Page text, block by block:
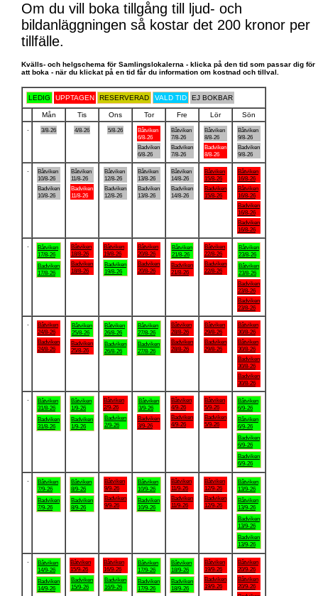
Om du vill boka tillgång till ljud- och
bildanläggningen så kostar det 200 kronor per
tillfälle.
Kvälls- och helgschema för Samlingslokalerna - klicka på den tid som passar dig för
att boka - när du klickat på en tid får du information om kostnad och tillval.
LEDIG UPPTAGEN RESERVERAD VALD TID EJ BOKBAR
Mån Tis Ons Tor Fre Lör
Sön
3/8-26 4/8-26 5/8-26
Båtviken
6/8-26
Badviken
6/8-26
Båtviken
7/8-26
Badviken
7/8-26
Båtviken
8/8-26
Badviken
8/8-26
Båtviken
9/8-26
Badviken
9/8-26
Båtviken
10/8-26
Badviken
10/8-26
Båtviken
11/8-26
Badviken
11/8-26
Båtviken
12/8-26
Badviken
12/8-26
Båtviken
13/8-26
Badviken
13/8-26
Båtviken
14/8-26
Badviken
14/8-26
Båtviken
15/8-26
Badviken
15/8-26
Båtviken
16/8-26
Båtviken
16/8-26
Badviken
16/8-26
Badviken
16/8-26
Båtviken
17/8-26
Badviken
17/8-26
Båtviken
18/8-26
Badviken
18/8-26
Båtviken
19/8-26
Badviken
19/8-26
Båtviken
20/8-26
Badviken
20/8-26
Båtviken
21/8-26
Badviken
21/8-26
Båtviken
22/8-26
Badviken
22/8-26
Båtviken
23/8-26
Båtviken
23/8-26
Badviken
23/8-26
Badviken
23/8-26
Båtviken
24/8-26
Badviken
24/8-26
Båtviken
25/8-26
Badviken
25/8-26
Båtviken
26/8-26
Badviken
26/8-26
Båtviken
27/8-26
Badviken
27/8-26
Båtviken
28/8-26
Badviken
28/8-26
Båtviken
29/8-26
Badviken
29/8-26
Båtviken
30/8-26
Båtviken
30/8-26
Badviken
30/8-26
Badviken
30/8-26
Båtviken
31/8-26
Badviken
31/8-26
Båtviken
1/9-26
Badviken
1/9-26
Båtviken
2/9-26
Badviken
2/9-26
Båtviken
3/9-26
Badviken
3/9-26
Båtviken
4/9-26
Badviken
4/9-26
Båtviken
5/9-26
Badviken
5/9-26
Båtviken
6/9-26
Båtviken
6/9-26
Badviken
6/9-26
Badviken
6/9-26
Båtviken
7/9-26
Badviken
7/9-26
Båtviken
8/9-26
Badviken
8/9-26
Båtviken
9/9-26
Badviken
9/9-26
Båtviken
10/9-26
Badviken
10/9-26
Båtviken
11/9-26
Badviken
11/9-26
Båtviken
12/9-26
Badviken
12/9-26
Båtviken
13/9-26
Båtviken
13/9-26
Badviken
13/9-26
Badviken
13/9-26
Båtviken
14/9-26
Badviken
14/9-26
Båtviken
15/9-26
Badviken
15/9-26
Båtviken
16/9-26
Badviken
16/9-26
Båtviken
17/9-26
Badviken
17/9-26
Båtviken
18/9-26
Badviken
18/9-26
Båtviken
19/9-26
Badviken
19/9-26
Båtviken
20/9-26
Båtviken
20/9-26